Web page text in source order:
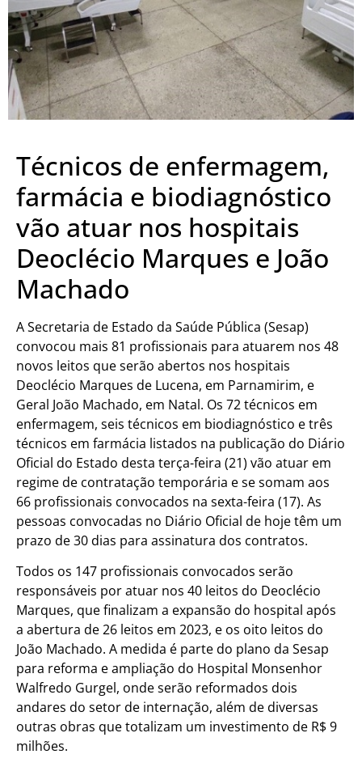
Técnicos de enfermagem,
farmácia e biodiagnóstico
vão atuar nos hospitais
Deoclécio Marques e João
Machado
A Secretaria de Estado da Saúde Pública (Sesap)
convocou mais 81 profissionais para atuarem nos 48
novos leitos que serão abertos nos hospitais
Deoclécio Marques de Lucena, em Parnamirim, e
Geral João Machado, em Natal. Os 72 técnicos em
enfermagem, seis técnicos em biodiagnóstico e três
técnicos em farmácia listados na publicação do Diário
Oficial do Estado desta terça-feira (21) vão atuar em
regime de contratação temporária e se somam aos
66 profissionais convocados na sexta-feira (17). As
pessoas convocadas no Diário Oficial de hoje têm um
prazo de 30 dias para assinatura dos contratos.
Todos os 147 profissionais convocados serão
responsáveis por atuar nos 40 leitos do Deoclécio
Marques, que finalizam a expansão do hospital após
a abertura de 26 leitos em 2023, e os oito leitos do
João Machado. A medida é parte do plano da Sesap
para reforma e ampliação do Hospital Monsenhor
Walfredo Gurgel, onde serão reformados dois
andares do setor de internação, além de diversas
outras obras que totalizam um investimento de R$ 9
milhões.